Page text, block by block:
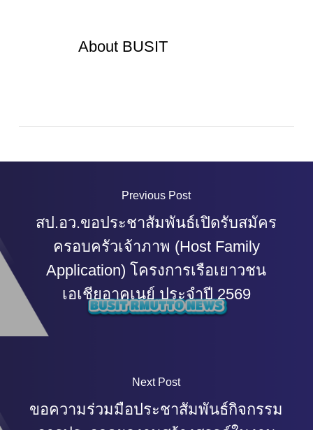
AboutBUSIT
Previous Post
สป.อว.ขอประชาสัมพันธ์เปิดรับสมัคร
ครอบครัวเจ้าภาพ (Host Family
Application) โครงการเรือเยาวชน
เอเชียอาคเนย์ ประจำปี 2569
Next Post
ขอความร่วมมือประชาสัมพันธ์กิจกรรม